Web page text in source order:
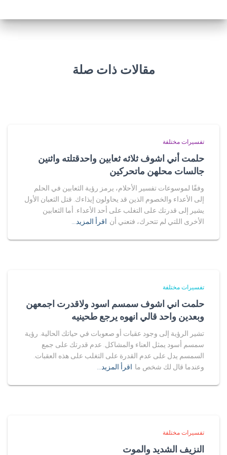
مقالات ذات صلة
تفسيرات مختلفة
حلمت أني اشوف ثلاثه ثعابين واحدقتلته واثنين
جالسات محلهن ماتحركين
وفقًا لموسوعات تفسير الأحلام، يرمز رؤية الثعابين في الحلم
إلى الأعداء والخصوم الذين قد يحاولون إيذاءك. قتل الثعبان الأول
يشير إلى قدرتك على التغلب على أحد الأعداء. أما الثعابين
الأخرى اللتي لم تتحرك، فتعني أن اقرأ المزيد…
تفسيرات مختلفة
حلمت اني اشوف سمسم اسود ولاقدرت اجمعهن
وبعدين واحد قالي انهوه يرجع طحينيه
تشير الرؤية إلى وجود عقبات أو صعوبات في حياتك الحالية. رؤية
سمسم أسود يمثل العناء والمشاكل. عدم قدرتك على جمع
السمسم يدل على عدم القدرة على التغلب على هذه العقبات.
وعندما قال لك شخص ما اقرأ المزيد…
تفسيرات مختلفة
النزيف الشديد والموت